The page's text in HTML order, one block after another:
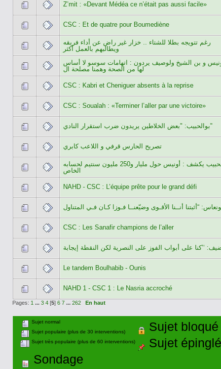
Z’mit : «Devant Médéa ce n’était pas aussi facile»
CSC : Et de quatre pour Boumediène
رغم تتويجه بطلا للشتاء .. خزار غير راض عن أداء فريقه
ويطالبهم بالعمل أكثر
و بن الشيخ ولوصيف يردون : اتهامات سوسو لا أساس
لها من الصحة وهمنا مصلحة ال
CSC : Kabri et Cheniguer absents à la reprise
CSC : Soualah : «Terminer l’aller par une victoire»
بوالحبيب: "بعض الخلاطين يريدون ضرب استقرار النادي"
تصريح الحارس قرفي و اللاعب كابري
بوالحبيب يكشف : أونيس حول مليار و250 مليون سنتيم لحسابه
الخاص
NAHD - CSC : L’équipe prête pour le grand défi
CSC : Les Sanafir champions de l’aller
Le tandem Boulhabib - Ounis
NAHD 1 - CSC 1 : Le Nasria accroché
Pages: 1 ... 3 4[5] 6 7 ... 262 En haut
Sujet normal
Sujet populaire (plus de 30 interventions)
Sujet très populaire (plus de 60 interventions)
Sujet bloqué
Sujet épinglé
Sondage